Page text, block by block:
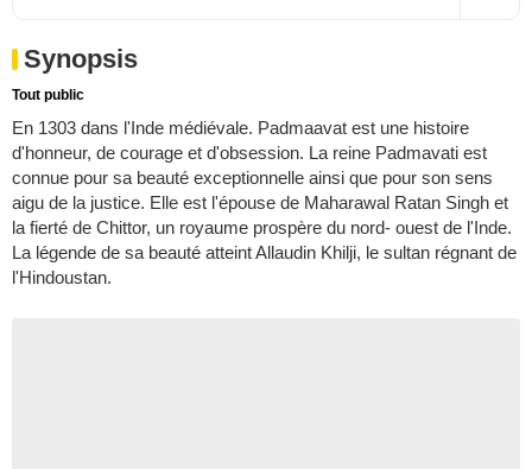
Synopsis
Tout public
En 1303 dans l'Inde médiévale. Padmaavat est une histoire
d'honneur, de courage et d'obsession. La reine Padmavati est
connue pour sa beauté exceptionnelle ainsi que pour son sens
aigu de la justice. Elle est l'épouse de Maharawal Ratan Singh et
la fierté de Chittor, un royaume prospère du nord- ouest de l'Inde.
La légende de sa beauté atteint Allaudin Khilji, le sultan régnant de
l'Hindoustan.